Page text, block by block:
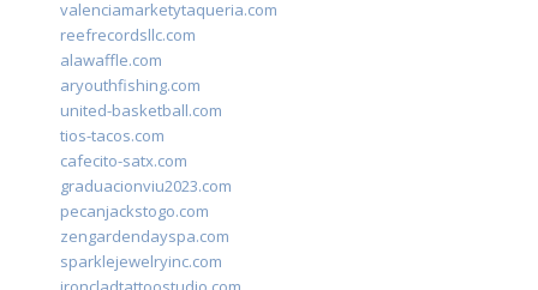
valenciamarketytaqueria.com
reefrecordsllc.com
alawaffle.com
aryouthfishing.com
united-basketball.com
tios-tacos.com
cafecito-satx.com
graduacionviu2023.com
pecanjackstogo.com
zengardendayspa.com
sparklejewelryinc.com